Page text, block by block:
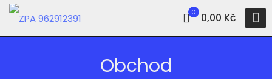
0 0,00 Kč
Obchod